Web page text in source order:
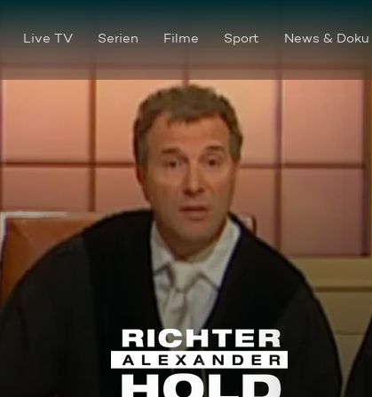
Live TV Serien Filme Sport News & Doku
Der Tote im Abbruchhaus